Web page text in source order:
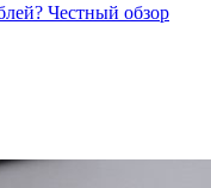
Честный обзор